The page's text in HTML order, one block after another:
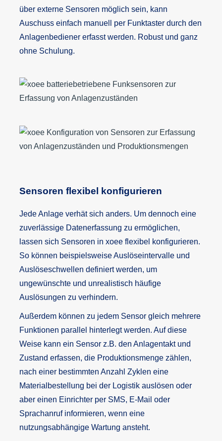
über externe Sensoren möglich sein, kann
Auschuss einfach manuell per Funktaster durch den
Anlagenbediener erfasst werden. Robust und ganz
ohne Schulung.
Sensoren flexibel konfigurieren
Jede Anlage verhät sich anders. Um dennoch eine
zuverlässige Datenerfassung zu ermöglichen,
lassen sich Sensoren in xoee flexibel konfigurieren.
So können beispielsweise Auslöseintervalle und
Auslöseschwellen definiert werden, um
ungewünschte und unrealistisch häufige
Auslösungen zu verhindern.
Außerdem können zu jedem Sensor gleich mehrere
Funktionen parallel hinterlegt werden. Auf diese
Weise kann ein Sensor z.B. den Anlagentakt und
Zustand erfassen, die Produktionsmenge zählen,
nach einer bestimmten Anzahl Zyklen eine
Materialbestellung bei der Logistik auslösen oder
aber einen Einrichter per SMS, E-Mail oder
Sprachanruf informieren, wenn eine
nutzungsabhängige Wartung ansteht.